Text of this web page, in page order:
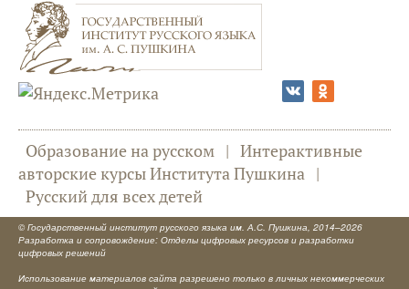
Образование на русском | Интерактивные
авторские курсы Института Пушкина |
Русский для всех детей
© Государственный институт русского языка им. А.С. Пушкина, 2014–2026
Разработка и сопровождение: Отделы цифровых ресурсов и разработки
цифровых решений
Использование материалов сайта разрешено только в личных некоммерческих